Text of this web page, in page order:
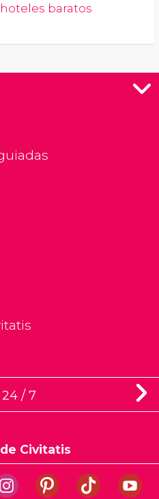
baratos
/ 7
Civitatis